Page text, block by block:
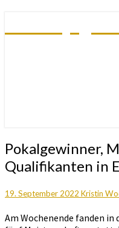
Pokalgewinner,
Meister
und
in
ermittelt
Pokalgewinner,
Qualifikanten in
19. September 2022 Kristin
Am Wochenende fanden